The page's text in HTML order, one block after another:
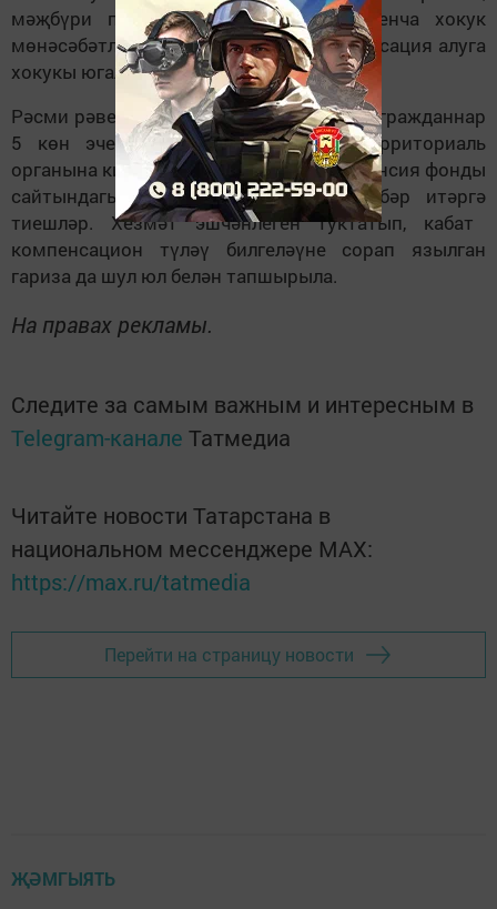
мәҗбүри пенсия иминиятләштерүбуенча хокук
мөнәсәбәтләренәкермәсә, аныңкомпенсация алуга
хокукы югалмый.
Рәсми рәвештәэшкәурнашуы турында гражданнар
5 көн эчендәПенсия фондыныңтерриториаль
органына килеп яис
гражданнарныңПенсия фонды
сайтындагы шәхси кабинеты аша хәбәр итәргә
тиешләр. Хезмәт эшчәнлеген туктатып, кабат
компенсацион түләү билгеләүне сорап язылган
гариза да шул юл белән тапшырыла.
На правах рекламы.
Следите за самым важным и интересным в
Telegram-канале Татмедиа
Читайте новости Татарстана в
национальном мессенджере MАХ:
https://max.ru/tatmedia
Перейти на страницу новости
ҖӘМГЫЯТЬ